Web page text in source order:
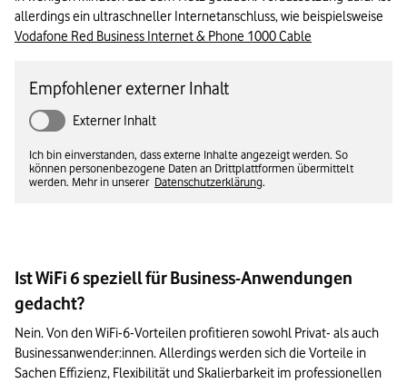
Vodafone Red Business Internet & Phone 1000 Cable
Empfohlener externer Inhalt
Externer Inhalt
Ich bin einverstanden, dass externe Inhalte angezeigt werden. So
können personenbezogene Daten an Drittplattformen übermittelt
werden. Mehr in unserer Datenschutzerklärung.
Ist WiFi 6 speziell für Business-Anwendungen
gedacht?
Nein. Von den WiFi-6-Vorteilen profitieren sowohl Privat- als auch
Businessanwender:innen. Allerdings werden sich die Vorteile in
Sachen Effizienz, Flexibilität und Skalierbarkeit im professionellen